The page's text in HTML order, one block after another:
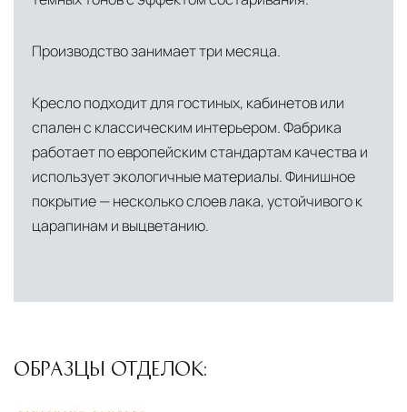
сеть партнёрских складов
области
Для клиентов Москвы и МО предусмотрены
следующие услуги:
Доставка до адреса— транспортировка
товара от нашего склада непосредственно к
специального оборудования и техники
Производство занимает три месяца.
Кресло подходит для гостиных, кабинетов или
спален с классическим интерьером. Фабрика
работает по европейским стандартам качества и
использует экологичные материалы. Финишное
покрытие — несколько слоев лака, устойчивого к
царапинам и выцветанию.
ОБРАЗЦЫ ОТДЕЛОК: